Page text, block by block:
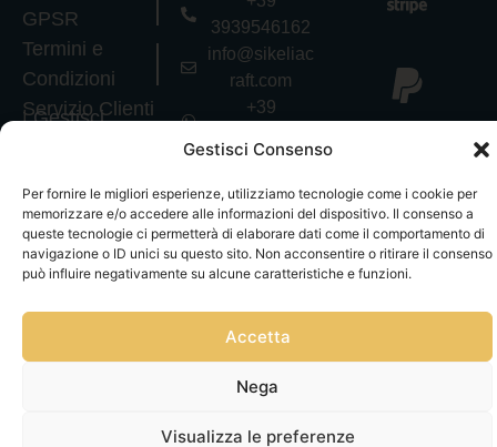
Gestisci Consenso
Per fornire le migliori esperienze, utilizziamo tecnologie come i cookie per
memorizzare e/o accedere alle informazioni del dispositivo. Il consenso a
queste tecnologie ci permetterà di elaborare dati come il comportamento di
navigazione o ID unici su questo sito. Non acconsentire o ritirare il consenso
può influire negativamente su alcune caratteristiche e funzioni.
Accetta
Nega
Visualizza le preferenze
GPSR
Termini e
Condizioni
Servizio Clienti
|Gestisci
3939546162
info@sikeliac
raft.com
+39
P.IVA
07327320821
Copyright © Tutti
i diritti riservati